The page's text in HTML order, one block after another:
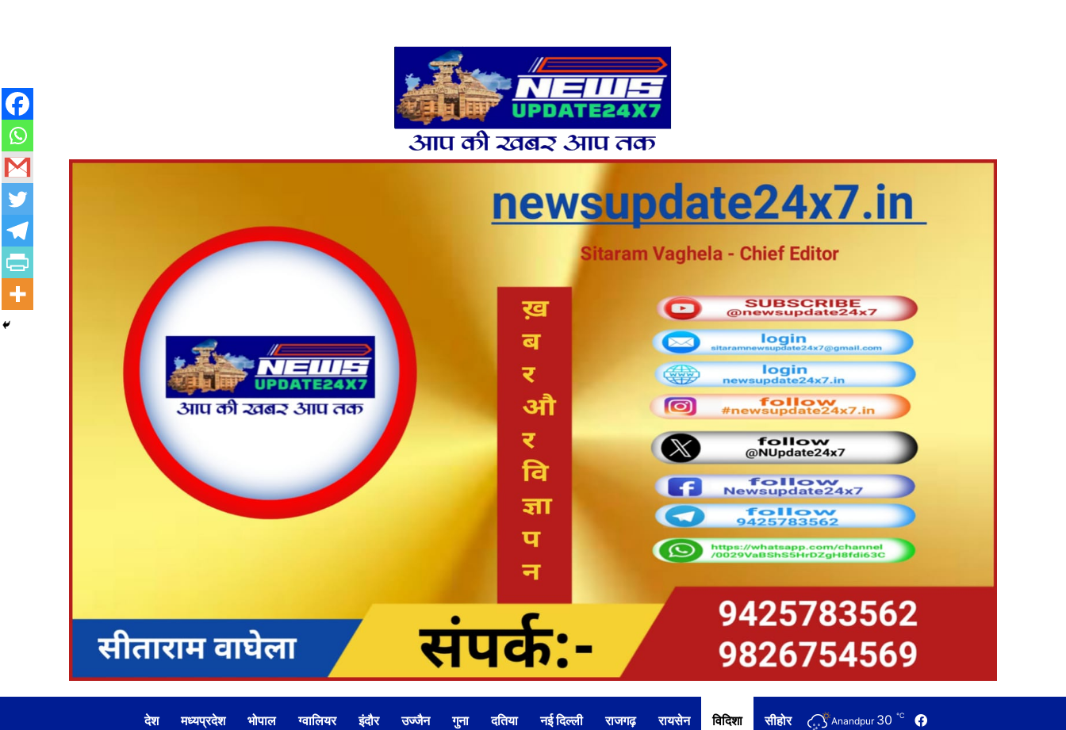
देश मध्यप्रदेश भोपाल ग्वालियर इंदौर उज्जैन गुना दतिया नई दिल्ली राजगढ़ रायसेन विदिशा सीहोर Facebook
Anandpur 30 ℃